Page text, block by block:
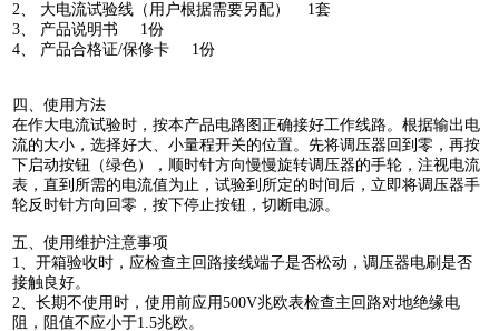
2、 大电流试验线（用户根据需要另配） 1套
3、 产品说明书 1份
4、 产品合格证/保修卡 1份
四、使用方法
在作大电流试验时，按本产品电路图正确接好工作线路。根据输出电
流的大小，选择好大、小量程开关的位置。先将调压器回到零，再按
下启动按钮（绿色），顺时针方向慢慢旋转调压器的手轮，注视电流
表，直到所需的电流值为止，试验到所定的时间后，立即将调压器手
轮反时针方向回零，按下停止按钮，切断电源。
五、使用维护注意事项
1、开箱验收时，应检查主回路接线端子是否松动，调压器电刷是否
接触良好。
2、长期不使用时，使用前应用500V兆欧表检查主回路对地绝缘电
阻，阻值不应小于1.5兆欧。